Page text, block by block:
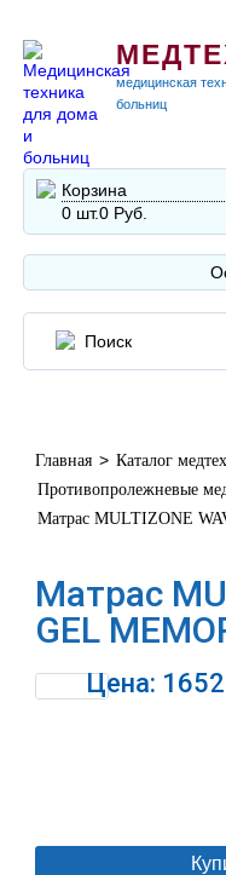
медицинская
больниц
Корзина
0 шт.0 Руб.
Главная > Каталог
Противопролежневые
Матрас MULTIZONE
Матрас
GEL
Цена: